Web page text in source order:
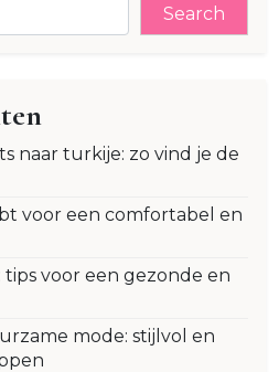
Search
naar turkije: zo vind je de
voor een comfortabel en
voor een gezonde en
mode: stijlvol en